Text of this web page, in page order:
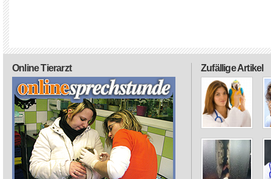
Zufällige Artikel
Online Tierarzt